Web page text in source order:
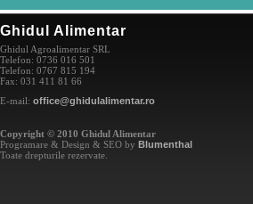
Ghidul Alimentar
Ghidul Agroalimentar SRL
Telefon: 0736 016 501
Telefon: 0767 815 194
Fax: 031 411 81 66
E-mail: office@ghidulalimentar.ro
Copyright © 2010 Ghidul Alimentar
Programare & Design & SEO by Blumenthal
Toate drepturile rezervate.